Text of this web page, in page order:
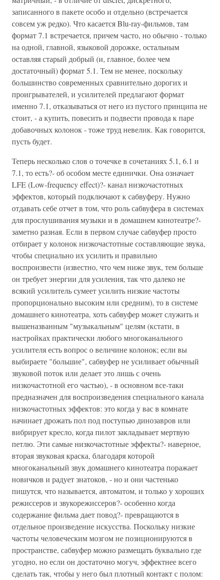
записанного в пакете особо и отдельно (встречается
совсем уж редко). Что касается Blu-ray-фильмов, там
формат 7.1 встречается, причем часто, но обычно - только
на одной, главной, языковой дорожке, остальным
оставляя старый добрый (и, главное, более чем
достаточный) формат 5.1. Тем не менее, поскольку
большинство современных сравнительно дорогих и
проигрывателей, и усилителей предлагают формат
именно 7.1, отказываться от него из пустого принципа не
стоит, - а купить, повесить и подвести провода к паре
добавочных колонок - тоже труд невелик. Как говорится,
пусть будет.
Теперь несколько слов о точечке в сочетаниях 5.1, 6.1 и
7.1, то есть?- об особом месте единички. Она означает
LFE (Low-frequency effect)?- канал низкочастотных
эффектов, который подключают к сабвуферу. Нужно
отдавать себе отчет в том, что роль сабвуфера в системах
для прослушивания музыки и в домашнем кинотеатре?-
заметно разная. Если в первом случае сабвуфер просто
отбирает у колонок низкочастотные составляющие звука,
чтобы специально их усилить и правильно
воспроизвести (известно, что чем ниже звук, тем больше
он требует энергии для усиления, так что далеко не
всякий усилитель сумеет усилить низкие частоты
пропорционально высоким или средним), то в системе
домашнего кинотеатра, хоть сабвуфер может служить и
вышеназванным "музыкальным" целям (кстати, в
настройках практически любого многоканального
усилителя есть вопрос о величине колонок; если вы
выбираете "большие", сабвуфер не усиливает обычный
звуковой поток или делает это лишь с очень
низкочастотной его частью), - в основном все-таки
предназначен для воспроизведения специального канала
низкочастотных эффектов: это когда у вас в комнате
начинает дрожать пол под поступью динозавров или
вибрирует кресло, когда пилот закладывает мертвую
петлю. Эти самые низкочастотные эффекты?- наверное,
вторая звуковая краска, благодаря которой
многоканальный звук домашнего кинотеатра поражает
новичков и радует знатоков, - но и они частенько
пишутся, что называется, автоматом, и только у хороших
режиссеров и звукорежиссеров?- особенно когда
содержание фильма дает повод?- превращаются в
отдельное произведение искусства. Поскольку низкие
частоты человеческим мозгом не позиционируются в
пространстве, сабвуфер можно размещать буквально где
угодно, но если он достаточно могуч, эффектнее всего
сделать так, чтобы у него был плотный контакт с полом: